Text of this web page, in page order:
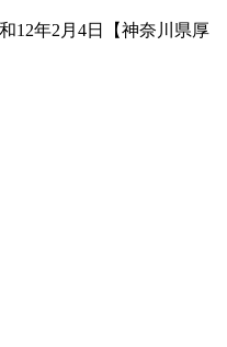
12年2月4日【神奈川県厚